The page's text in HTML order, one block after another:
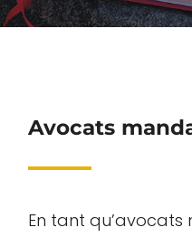
Avocats
En tant qu’avocats